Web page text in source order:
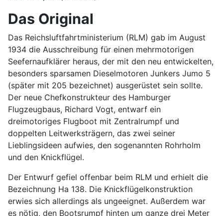
Das Original
Das Reichsluftfahrtministerium (RLM) gab im August
1934 die Ausschreibung für einen mehrmotorigen
Seefernaufklärer heraus, der mit den neu entwickelten,
besonders sparsamen Dieselmotoren Junkers Jumo 5
(später mit 205 bezeichnet) ausgerüstet sein sollte.
Der neue Chefkonstrukteur des Hamburger
Flugzeugbaus, Richard Vogt, entwarf ein
dreimotoriges Flugboot mit Zentralrumpf und
doppelten Leitwerksträgern, das zwei seiner
Lieblingsideen aufwies, den sogenannten Rohrholm
und den Knickflügel.
Der Entwurf gefiel offenbar beim RLM und erhielt die
Bezeichnung Ha 138. Die Knickflügelkonstruktion
erwies sich allerdings als ungeeignet. Außerdem war
es nötig, den Bootsrumpf hinten um ganze drei Meter